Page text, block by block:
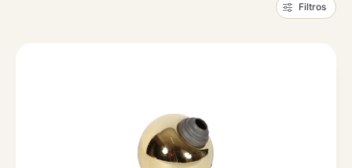
Filtros